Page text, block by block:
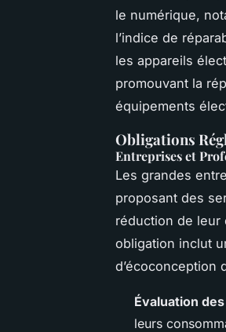
le numérique,
l’indice de
les appareils
promouvant la
équipements
Obligations
Entreprises et
Les grandes
proposant des
réduction de leur
obligation inclut
d’écoconception
Évaluation
leurs